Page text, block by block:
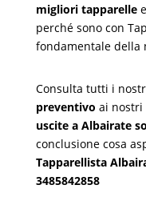
migliori tapparelle
perché sono con
fondamentale della
Consulta tutti i
preventivo ai
uscite a Albairate
conclusione cosa
Tapparellista
3485842858